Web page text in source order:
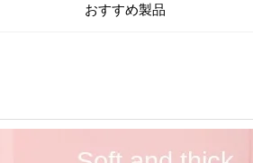
おすすめ製品